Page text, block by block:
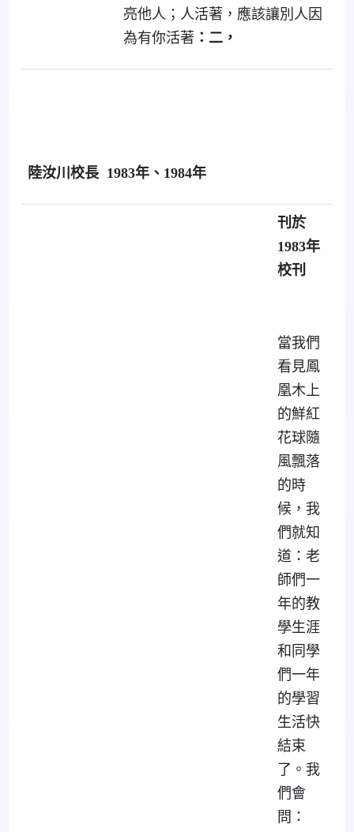
亮他人；人活著，應該讓別人因
為有你活著 ：二，
陸汝川校長1983年、 1984年
刊於
1983年
校刊
當我們
看見鳳
凰木上
的鮮紅
花球隨
風飄落
的時
候，我
們就知
道：老
師們一
年的教
學生涯
和同學
們一年
的學習
生活快
結束
了。我
們會
問：